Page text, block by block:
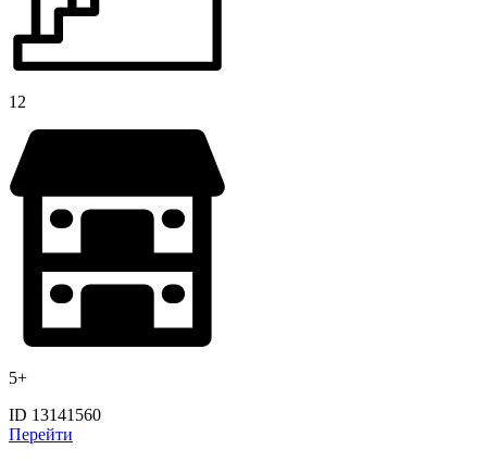
12
5+
ID 13141560
Перейти